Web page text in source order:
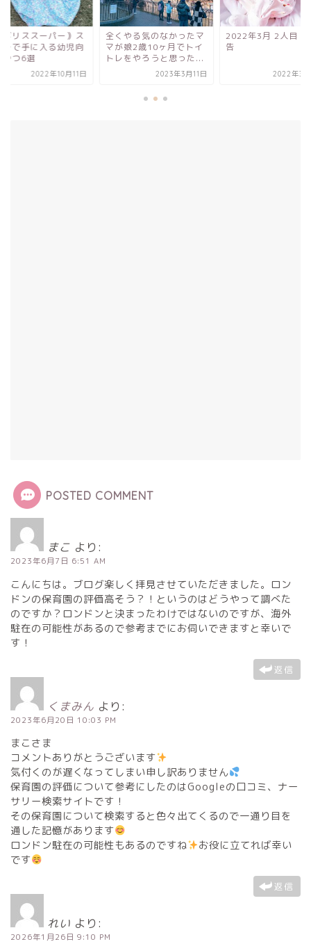
やる気のなかったマ
娘2歳10ヶ月でトイ
やろうと思った...
2023年3月11日
2022年3月 2人目 出産報
告
2022年3月27日
｟イギリススーパー
ーパーで手に入る幼
2022年10
POSTED COMMENT
まこ より:
2023年6月7日 6:51 AM
こんにちは。ブログ楽しく拝見させていただきました。ロン
ドンの保育園の評価高そう？！というのはどうやって調べた
のですか？ロンドンと決まったわけではないのですが、海外
駐在の可能性があるので参考までにお伺いできますと幸いで
す！
返信
くまみん より:
2023年6月20日 10:03 PM
まこさま
コメントありがとうございます
気付くのが遅くなってしまい申し訳ありません
保育園の評価について参考にしたのはGoogleの口コミ、ナー
サリー検索サイトです！
その保育園について検索すると色々出てくるので一通り目を
通した記憶があります
ロンドン駐在の可能性もあるのですね
お役に立てれば幸い
です
返信
れい より:
2026年1月26日 9:10 PM